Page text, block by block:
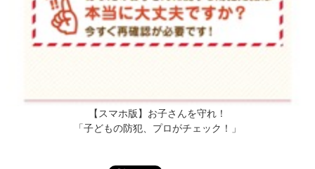
【スマホ版】お子さんを守れ！
「子どもの防犯、プロがチェック！」